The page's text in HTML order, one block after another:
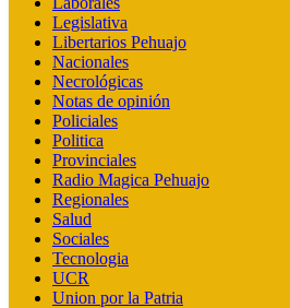
Legislativa
Libertarios Pehuajo
Nacionales
Necrológicas
Notas de opinión
Policiales
Politica
Provinciales
Radio Magica Pehuajo
Regionales
Salud
Sociales
Tecnologia
UCR
Union por la Patria